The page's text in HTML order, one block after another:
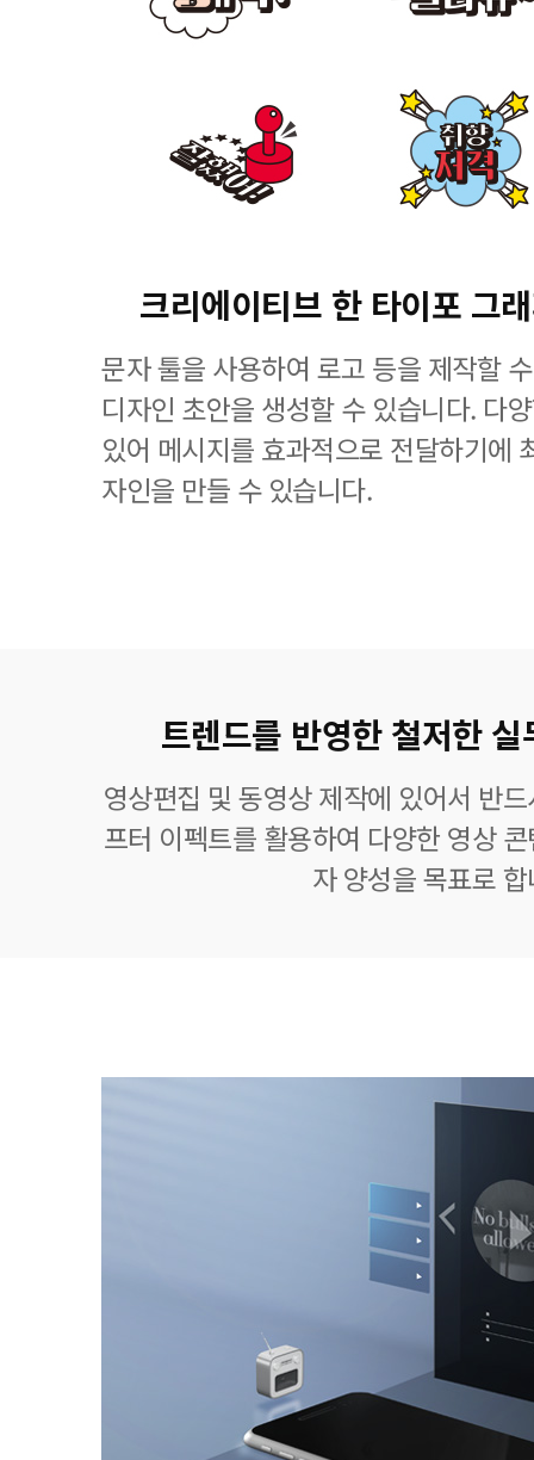
크리에이티브 한 타이포 그
문자 툴을 사용하여 로고 등을 제작할
디자인 초안을 생성할 수 있습니다. 다
있어 메시지를 효과적으로 전달하기에
자인을 만들 수 있습니다.
트렌드를 반영한 철저한
영상편집 및 동영상 제작에 있어서 반
프터 이펙트를 활용하여 다양한 영상
자 양성을 목표로